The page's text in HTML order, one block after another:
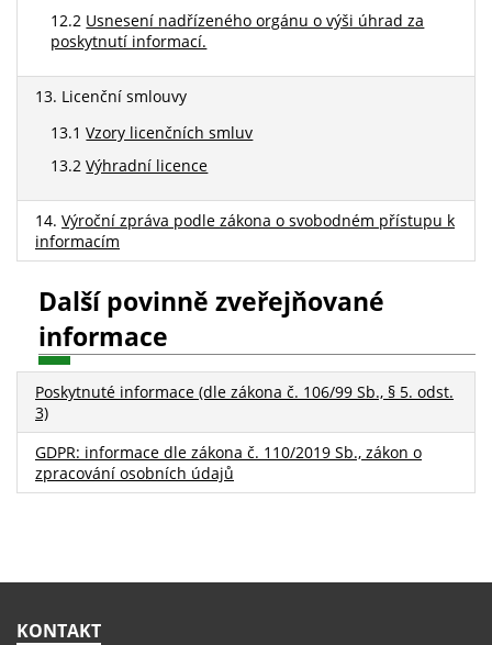
12.2 Usnesení nadřízeného orgánu o výši úhrad za
poskytnutí informací.
13. Licenční smlouvy
13.1Vzory licenčních smluv
13.2Výhradní licence
14. Výroční zpráva podle zákona o svobodném přístupu k
informacím
Další povinně zveřejňované
informace
Poskytnuté informace (dle zákona č. 106/99 Sb., § 5. odst.
3)
GDPR: informace dle zákona č. 110/2019 Sb., zákon o
zpracování osobních údajů
KONTAKT